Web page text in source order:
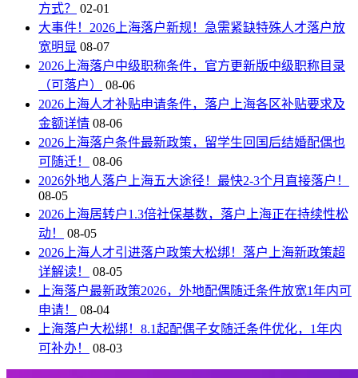
方式？
02-01
大事件！2026上海落户新规！急需紧缺特殊人才落户放
宽明显 08-07
2026上海落户中级职称条件，官方更新版中级职称目录
（可落户）
08-06
2026上海人才补贴申请条件，落户上海各区补贴要求及
金额详情 08-06
2026上海落户条件最新政策，留学生回国后结婚配偶也
可随迁！
08-06
2026外地人落户上海五大途径！最快2-3个月直接落户！
08-05
2026上海居转户1.3倍社保基数，落户上海正在持续性松
动！
08-05
2026上海人才引进落户政策大松绑！落户上海新政策超
详解读！
08-05
上海落户最新政策2026，外地配偶随迁条件放宽1年内可
申请！
08-04
上海落户大松绑！8.1起配偶子女随迁条件优化，1年内
可补办！
08-03